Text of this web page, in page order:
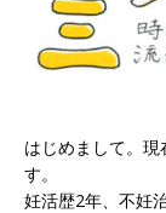
はじめまして。現
す。
妊活歴2年、不妊